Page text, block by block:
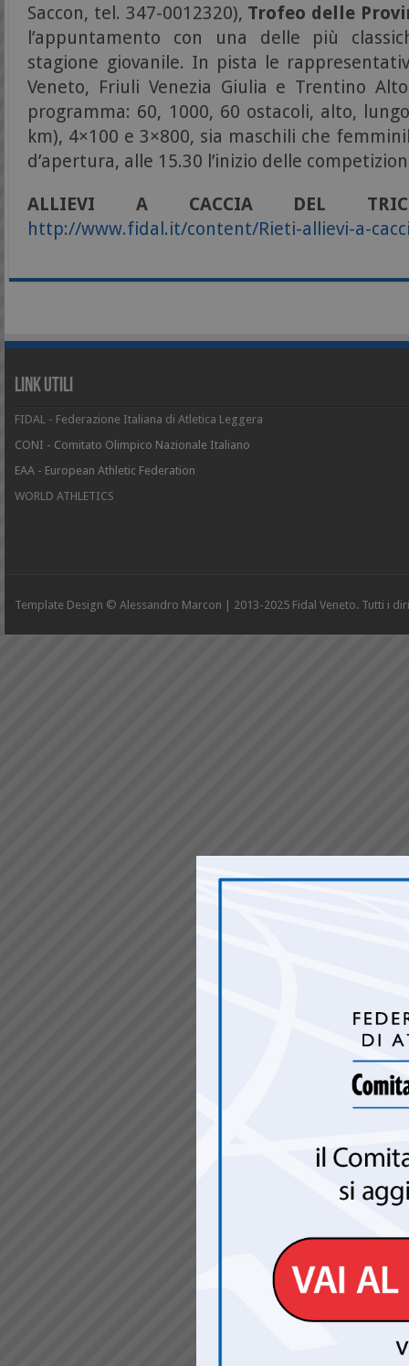
Saccon, tel. 347-0012320), Trofeo delle
l’appuntamento con una delle più
stagione giovanile. In pista le
Veneto, Friuli Venezia Giulia e Trentino
programma: 60, 1000, 60 ostacoli, alto,
km), 4×100 e 3×800, sia maschili che
d’apertura, alle 15.30 l’inizio delle
ALLIEVI A CACCIA DEL
http://www.fidal.it/content/Rieti-allievi-a-
Link Utili
FIDAL - Federazione Italiana di Atletica Leggera
CONI - Comitato Olimpico Nazionale Italiano
EAA - European Athletic Federation
WORLD ATHLETICS
Template Design © Alessandro Marcon | 2013-2025 Fidal Veneto. Tutti i